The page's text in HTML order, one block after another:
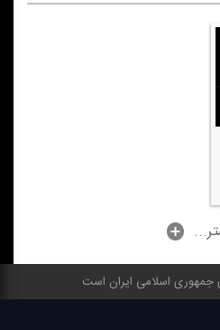
اسلامی ایران است